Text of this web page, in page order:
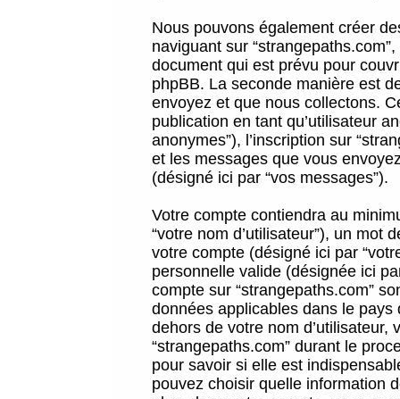
Nous pouvons également créer
naviguant sur
document qui est prévu pour
phpBB. La seconde manière est
envoyez et que nous collectons.
publication en tant qu’utilisateur
anonymes”), l’inscription sur
et les messages que vous
(désigné ici par “vos messages”).
Votre compte contiendra au
“votre nom d’utilisateur”), un mot
votre compte (désigné ici par
personnelle valide (désignée ici
compte sur “strangepaths.com”
données applicables dans le
dehors de votre nom
“strangepaths.com” durant le
pour savoir si elle est
pouvez choisir quelle information